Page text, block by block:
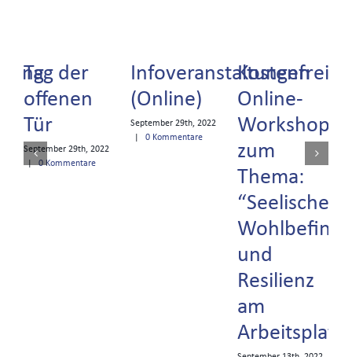
Tag der
offenen
Tür
September 29th, 2022
|
0 Kommentare
Infoveranstaltungen
(Online)
September 29th, 2022
0 Kommentare
Kostenfreier
Online-
Workshop
zum
Thema:
“Seelisches
und
Resilienz
am
Arbeitsplatz”